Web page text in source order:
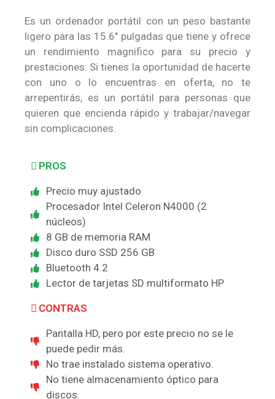
Es un ordenador portátil con un peso bastante
ligero para las 15.6″ pulgadas que tiene y ofrece
un rendimiento magnifico para su precio y
prestaciones. Si tienes la oportunidad de hacerte
con uno o lo encuentras en oferta, no te
arrepentirás, es un portátil para personas que
quieren que encienda rápido y trabajar/navegar
sin complicaciones.
PROS
Precio muy ajustado
Procesador Intel Celeron N4000 (2
núcleos)
8 GB de memoria RAM
Disco duro SSD 256 GB
Bluetooth 4.2
Lector de tarjetas SD multiformato HP
CONTRAS
Pantalla HD, pero por este precio no se le
puede pedir más.
No trae instalado sistema operativo.
No tiene almacenamiento óptico para
discos.